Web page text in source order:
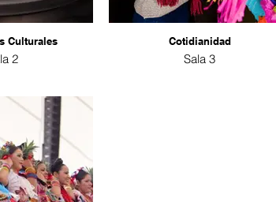
Culturales
2
Cotidianidad
Sala 3